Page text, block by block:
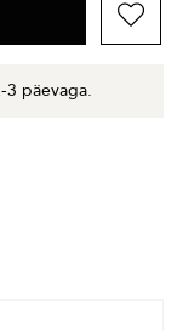
3 päevaga.